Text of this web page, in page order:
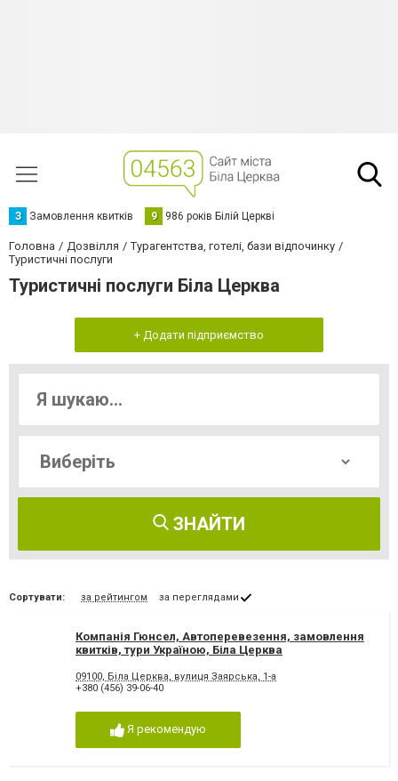
З Замовлення квитків 9 986 років Білій Церкві
Головна Дозвілля
Турагентства, готелі, бази відпочинку
Туристичні послуги
Туристичні послуги Біла Церква
+ Додати підприємство
ЗНАЙТИ
Сортувати: за рейтингом за переглядами
Компанія Гюнсел, Автоперевезення, замовлення
квитків, тури Україною, Біла Церква
09100, Біла Церква, вулиця Заярська, 1-а
+380 (456) 39-06-40
Я рекомендую